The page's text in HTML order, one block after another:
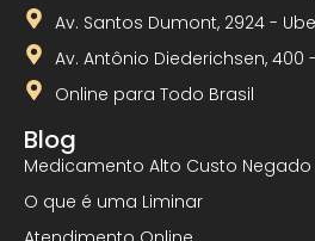
Av. Santos Dumont, 2924 -
Av. Antônio Diederichsen, 400
Online para Todo Brasil
Blog
Medicamento Alto Custo Negado
O que é uma Liminar